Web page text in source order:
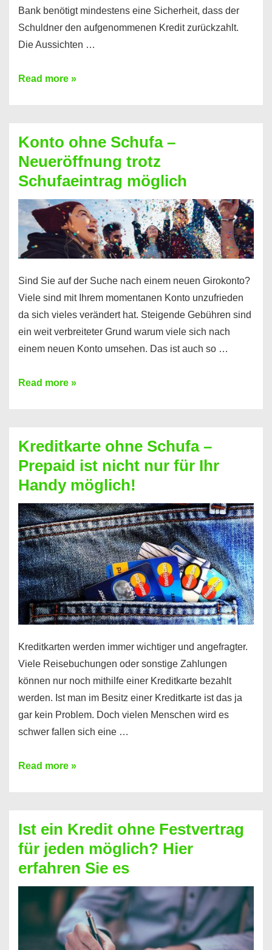
Bank benötigt mindestens eine Sicherheit, dass der
Schuldner den aufgenommenen Kredit zurückzahlt.
Die Aussichten …
Mit
Sie
einen
Kredit
ohne
Einkommensnachweis
Read more »
Konto ohne Schufa –
Neueröffnung trotz
Schufaeintrag möglich
Sind Sie auf der Suche nach einem neuen Girokonto?
Viele sind mit Ihrem momentanen Konto unzufrieden
da sich vieles verändert hat. Steigende Gebühren sind
ein weit verbreiteter Grund warum viele sich nach
einem neuen Konto umsehen. Das ist auch so …
Konto
Neueröffnung
trotz
Schufaeintrag
möglich
Read more »
Kreditkarte ohne Schufa –
Prepaid ist nicht nur für Ihr
Handy möglich!
Kreditkarten werden immer wichtiger und angefragter.
Viele Reisebuchungen oder sonstige Zahlungen
können nur noch mithilfe einer Kreditkarte bezahlt
werden. Ist man im Besitz einer Kreditkarte ist das ja
gar kein Problem. Doch vielen Menschen wird es
schwer fallen sich eine …
Kreditkarte
Prepaid
ist
nicht
nur
für
Handy
Read more »
Ist ein Kredit ohne Festvertrag
für jeden möglich? Hier
erfahren Sie es